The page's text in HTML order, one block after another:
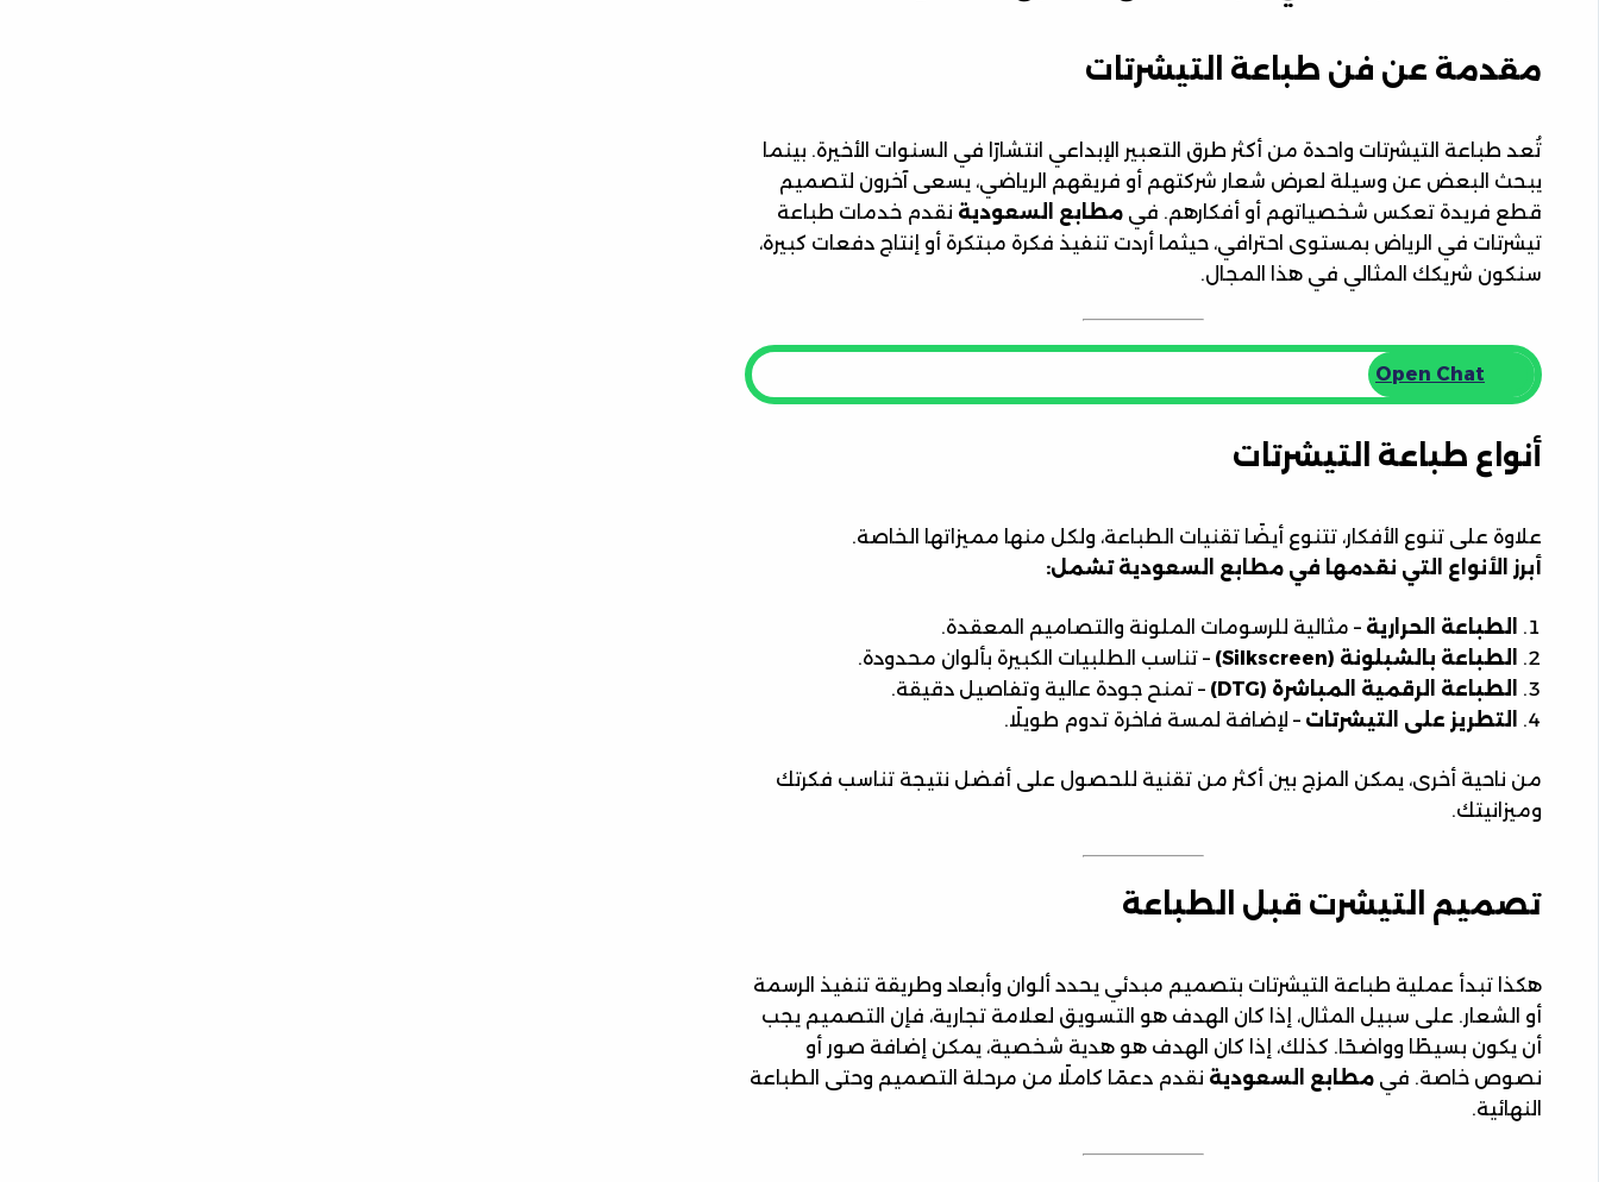
مقدمة عن فن طباعة التيشرتات
تُعد طباعة التيشرتات واحدة من أكثر طرق التعبير الإبداعي انتشارًا في السنوات الأخيرة. بينما
يبحث البعض عن وسيلة لعرض شعار شركتهم أو فريقهم الرياضي، يسعى آخرون لتصميم
قطع فريدة تعكس شخصياتهم أو أفكارهم. في مطابع السعودية نقدم خدمات طباعة
تيشرتات في الرياض بمستوى احترافي، حيثما أردت تنفيذ فكرة مبتكرة أو إنتاج دفعات كبيرة،
سنكون شريكك المثالي في هذا المجال.
Open Chat
أنواع طباعة التيشرتات
علاوة على تنوع الأفكار، تتنوع أيضًا تقنيات الطباعة، ولكل منها مميزاتها الخاصة.
أبرز الأنواع التي نقدمها في مطابع السعودية تشمل:
الطباعة الحرارية – مثالية للرسومات الملونة والتصاميم المعقدة.
الطباعة بالشبلونة (Silkscreen)
– تناسب الطلبيات الكبيرة بألوان محدودة.
الطباعة الرقمية المباشرة (DTG)
– تمنح جودة عالية وتفاصيل دقيقة.
التطريز على التيشرتات – لإضافة لمسة فاخرة تدوم طويلًا.
من ناحية أخرى، يمكن المزج بين أكثر من تقنية للحصول على أفضل نتيجة تناسب فكرتك
وميزانيتك.
تصميم التيشرت قبل الطباعة
هكذا تبدأ عملية طباعة التيشرتات بتصميم مبدئي يحدد ألوان وأبعاد وطريقة تنفيذ الرسمة
أو الشعار. على سبيل المثال، إذا كان الهدف هو التسويق لعلامة تجارية، فإن التصميم يجب
أن يكون بسيطًا وواضحًا. كذلك، إذا كان الهدف هو هدية شخصية، يمكن إضافة صور أو
نصوص خاصة. في مطابع السعودية نقدم دعمًا كاملًا من مرحلة التصميم وحتى الطباعة
النهائية.